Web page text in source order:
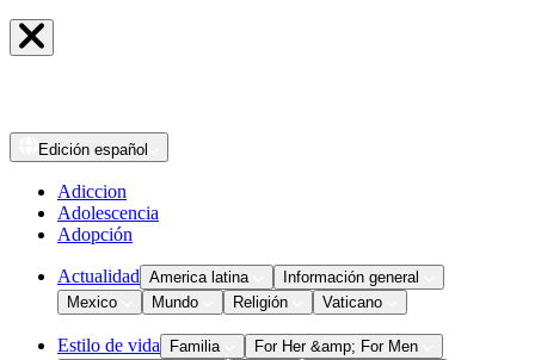
Edición español
Adiccion
Adolescencia
Adopción
Actualidad America latina
Información general
Mexico
Mundo Religión Vaticano
Estilo de vida Familia
For Her &amp; For Men